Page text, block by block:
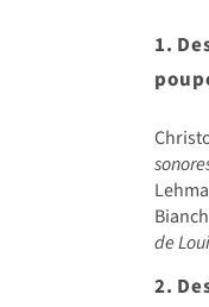
1.
poup
de
2.